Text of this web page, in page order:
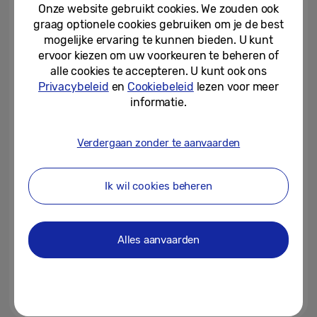
14-04-2022
Samsung kondigt nieuwe TV’s
aan: Neo QLED, Lifestyle en
OLED
Samsung verkoopt 1 miljoen
ecosysteem van verbonden
apparaten tijdens Life...
Onze website gebruikt cookies. We zouden ook
graag optionele cookies gebruiken om je de best
mogelijke ervaring te kunnen bieden. U kunt
ervoor kiezen om uw voorkeuren te beheren of
alle cookies te accepteren. U kunt ook ons
Privacybeleid en Cookiebeleid lezen voor meer
informatie.
Verdergaan zonder te aanvaarden
Ik wil cookies beheren
Alles aanvaarden